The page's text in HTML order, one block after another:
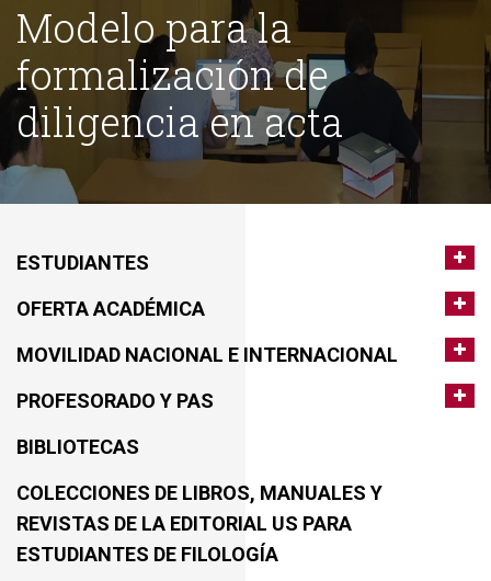
Modelo para la
formalización de
diligencia en acta
ESTUDIANTES
OFERTA ACADÉMICA
MOVILIDAD NACIONAL E INTERNACIONAL
PROFESORADO Y PAS
BIBLIOTECAS
COLECCIONES DE LIBROS, MANUALES Y
REVISTAS DE LA EDITORIAL US PARA
ESTUDIANTES DE FILOLOGÍA